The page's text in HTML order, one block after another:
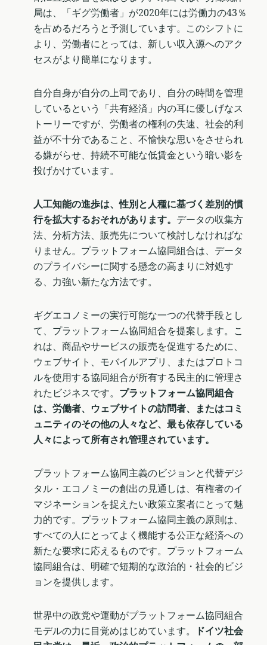
局は、「ギグ労働者」が2020年には労働力の43％
を占めるだろうと予測しています。このシフトに
より、労働者にとっては、新しい収入源へのアク
セスがより簡単になります。
自分自身が自分の上司であり、自分の時間を管理
しているという「共有経済」内の耳に優しげなス
トーリーですが、労働者の権利の失速、社会的利
益が不十分であること、不愉快な思いをさせられ
る嫌がらせ、持続不可能な低賃金という暗い影を
投げかけています。
人工知能の進歩は、性別と人種に基づく差別的慣
行を拡大するおそれがあります。 データの収集方
法、分析方法、販売先について検討しなければな
りません。プラットフォーム協同組合は、データ
のプライバシーに関する懸念の高まりに対処す
る、力強い新たな方法です。
ギグエコノミーの実行可能な一つの代替手段とし
て、プラットフォーム協同組合を提案します。こ
れは、商品やサービスの販売を促進するために、
ウェブサイト、モバイルアプリ、またはプロトコ
ルを使用する協同組合が所有する民主的に管理さ
れたビジネスです。 プラットフォーム協同組合
は、労働者、ウェブサイトの訪問者、またはコミ
ュニティのその他の人々など、最も依存している
人々によって所有され管理されています。
プラットフォーム協同主義のビジョンと代替デジ
タル・エコノミーの創出の見通しは、有権者のイ
マジネーションを捉えたい政策立案者にとって魅
力的です。プラットフォーム協同主義の原則は、
すべての人にとってよく機能する公正な経済への
新たな要求に応えるものです。プラットフォーム
協同組合は、明確で短期的な政治的・社会的ビジ
ョンを提供します。
世界中の政党や運動がプラットフォーム協同組合
モデルの力に目覚めはじめています。
ドイツ社会